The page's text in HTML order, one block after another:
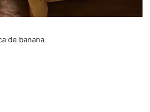
de banana